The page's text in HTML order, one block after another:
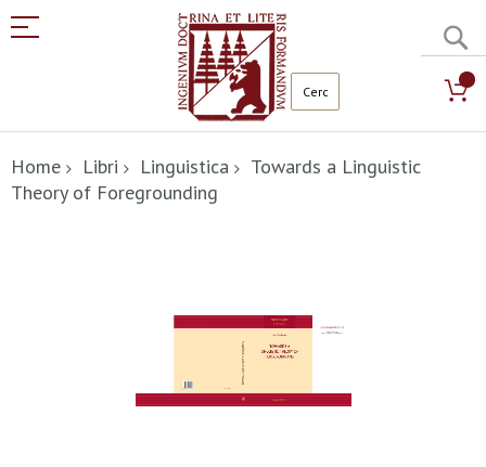
al
contenuto
Home Libri Linguistica
Towards a Linguistic
Theory of Foregrounding